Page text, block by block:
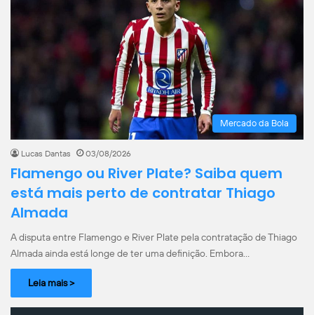
Mercado da Bola
Lucas Dantas 03/08/2026
Flamengo ou River Plate? Saiba quem
está mais perto de contratar Thiago
Almada
A disputa entre Flamengo e River Plate pela contratação de Thiago
Almada ainda está longe de ter uma definição. Embora…
Leia mais >